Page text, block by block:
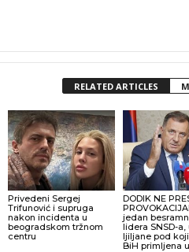
RELATED ARTICLES
Privedeni Sergej
Trifunović i supruga
nakon incidenta u
beogradskom tržnom
centru
DODIK NE
jedan
lidera SNSD-a,
ljiljane pod
BiH primljena